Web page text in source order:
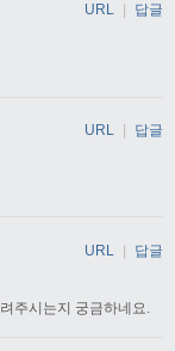
URL 답글
URL 답글
주시는지 궁금하네요.
URL | 답글